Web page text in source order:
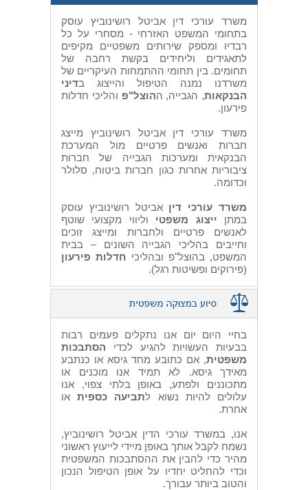
משרד עורכי דין אביטל רושינוביץ עוסק
בתחומי המשפט האזרחי - מסחרי על כל
רבדיו ומספק שירותים משפטיים מקיפים
לתאגידים וליחידים בקשת רחבה של
תחומים. בין תחומי ההתמחות העיקריים של
משרדנו נמנה הטיפול והייצוג בדיני
הבנקאות, הגבייה, ההוצל"פ והליכי חדלות
פירעון.
משרד עורכי דין אביטל רושינוביץ מייצג
חברות ואנשים פרטיים מול המערכת
הבנקאית ומערכות הגבייה של חברות
ציבוריות אחרות כגון חברות ביטוח, סלולר
וכדומה.
משרד עורכי דין אביטל רושינוביץ עוסק
במתן ייצוג משפטי וליווי מקצועי שוטף
לאנשים פרטיים ולחברות ומייצג זוכים
וחייבים בהליכי הגבייה השונים – בבית
המשפט, בהוצל"פ ובהליכי חדלות פירעון
(פירוקים ופשיטות רגל).
בחיי היום יום אנו נתקלים פעמים רבות
בבעיות העשויות להגיע לכדי הסתבכות
משפטית, אם כתובע מחד גיסא או כנתבע
מאידך גיסא. לא תמיד אנו מוכנים או
מתכוננים ולפתע, באופן בלתי צפוי, אנו
עלולים להיות נשוא לתביעה כספיתאו
אחרת.
אנו, במשרד עורכי הדין אביטל רושינוביץ,
נשמח לקבל אותך באופן מיידי לייעוץ ראשוני
מהיר כדי להבין את ההסתבכות המשפטית
וכדי להחליט יחדיו על אופן הטיפול הנכון
והטוב ביותר עבורך.